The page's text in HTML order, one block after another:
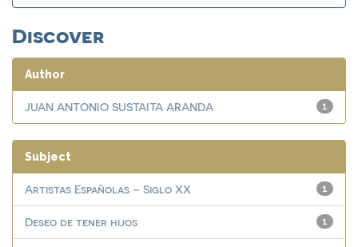
Discover
Author
1
JUAN ANTONIO SUSTAITA ARANDA
Subject
1
Artistas Españolas – Siglo XX
1
Deseo de tener hijos